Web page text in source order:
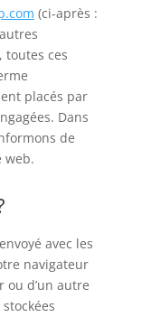
(ci-après :
toutes ces
placés par
Dans
de
web.
avec les
navigateur
d’un autre